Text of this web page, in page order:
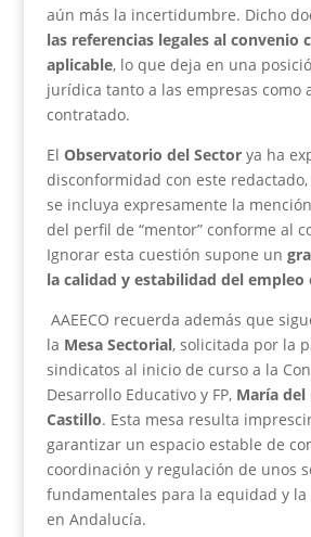
aún más la incertidumbre. Dicho
las referencias legales al convenio
aplicable, lo que deja en una
jurídica tanto a las empresas como
contratado.
El Observatorio del Sectorya ha
disconformidad con este
se incluya expresamente la
del perfil de “mentor” conforme al
Ignorar esta cuestión supone un
la calidad y estabilidad del empleo
AAEECO recuerda además que
la Mesa Sectorial, solicitada por la
sindicatos al inicio de curso a la
Desarrollo Educativo y FP, María del
Castillo. Esta mesa resulta
garantizar un espacio estable de
coordinación y regulación de unos
fundamentales para la equidad y
en Andalucía.